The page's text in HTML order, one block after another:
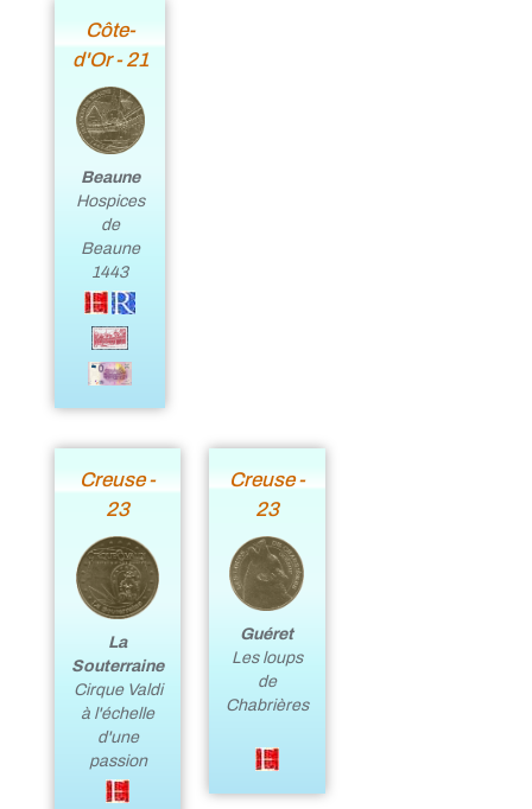
Côte-
d'Or - 21
Beaune
Hospices
de
Beaune
1443
Creuse -
23
La
Souterraine
Cirque Valdi
à l'échelle
d'une
passion
Creuse -
23
Guéret
Les loups
de
Chabrières